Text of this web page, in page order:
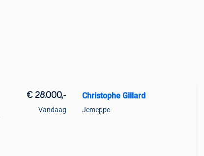
€ 28.000,-
Vandaag
Christophe Gillard
Jemeppe